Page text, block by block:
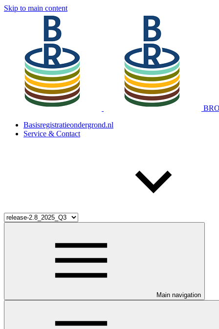
Skip to main content
Basisregistratieondergrond.nl
Service & Contact
Main navigation